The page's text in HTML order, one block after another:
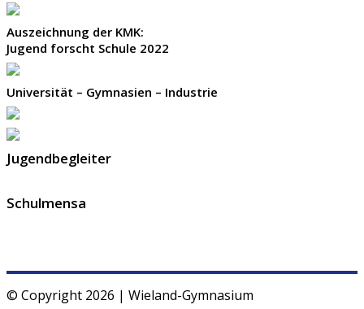
Auszeichnung der KMK:
Jugend forscht Schule 2022
Universität – Gymnasien – Industrie
Jugendbegleiter
Schulmensa
© Copyright 2026 | Wieland-Gymnasium